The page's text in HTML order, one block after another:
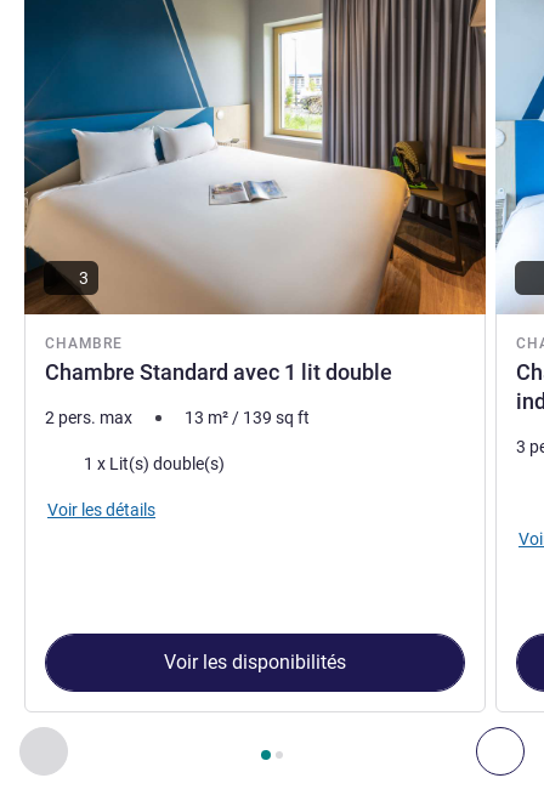
Précédent - Chambre
Page , Chambre 1 : Chambre Standard avec 1 lit
CHAMBRE
Chambre Standard avec 1 lit double
3
2 pers. max 13 m²/ 139 sq ft
Literie1 x Lit(s) double(s)
Voir les détails
Voir les disponibilités
3